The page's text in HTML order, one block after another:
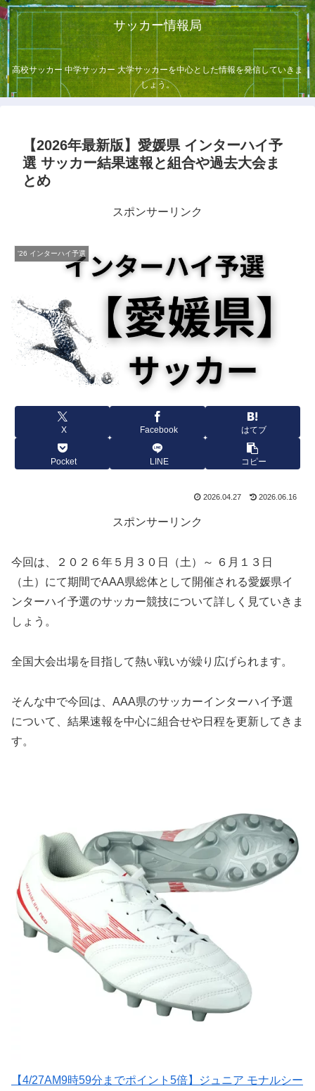
サッカー情報局
高校サッカー 中学サッカー 大学サッカーを中心とした情報を発信していきま
しょう。
【2026年最新版】愛媛県 インターハイ予
選 サッカー結果速報と組合や過去大会ま
とめ
スポンサーリンク
'26 インターハイ予選
X Facebook はてブ
Pocket LINE コピー
2026.04.27 2026.06.16
スポンサーリンク
今回は、２０２６年５月３０日（土）～ ６月１３日
（土）にて期間でAAA県総体として開催される愛媛県イ
ンターハイ予選のサッカー競技について詳しく見ていきま
しょう。
全国大会出場を目指して熱い戦いが繰り広げられます。
そんな中で今回は、AAA県のサッカーインターハイ予選
について、結果速報を中心に組合せや日程を更新してきま
す。
【4/27AM9時59分までポイント5倍】ジュニア モナルシー